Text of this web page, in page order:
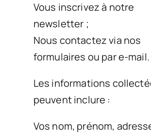
Vous inscrivez à notre
newsletter ;
Nous contactez via nos
formulaires ou par e-mail.
Les informations
peuvent inclure :
Vos nom, prénom,